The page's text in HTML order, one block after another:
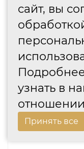
сайт, вы
узнать в
Принять все